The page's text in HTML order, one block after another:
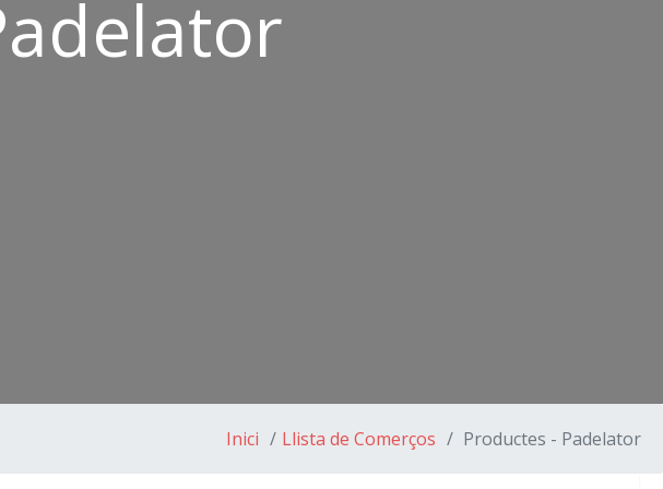
Inici Llista de Comerços Productes - Padelator